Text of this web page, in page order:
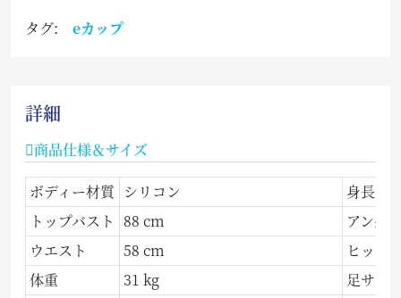
タグ: eカップ
詳細
商品仕様＆サイズ
ボディー材質 シリコン
身長
トップバスト 88 cm
アンダ
ウエスト
58 cm
ヒップ
体重
31 kg
足サイ